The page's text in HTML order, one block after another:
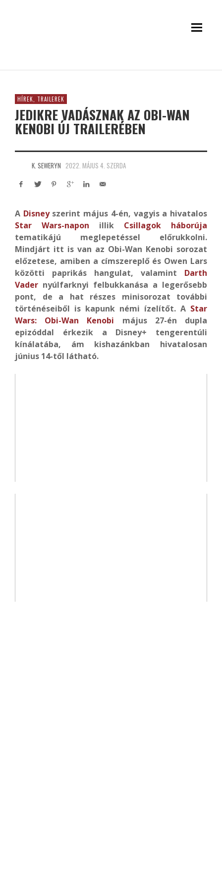
HÍREK, TRAILEREK
JEDIKRE VADÁSZNAK AZ OBI-WAN
KENOBI ÚJ TRAILERÉBEN
K. SEWERYN 2022. MÁJUS 4. SZERDA
A Disneyszerint május 4-én, vagyis a hivatalos
Star Wars-napon illik Csillagok háborúja
tematikájú meglepetéssel előrukkolni.
Mindjárt itt is van az Obi-Wan Kenobi sorozat
előzetese, amiben a címszereplő és Owen Lars
közötti paprikás hangulat, valamint Darth
Vader nyúlfarknyi felbukkanása a legerősebb
pont, de a hat részes minisorozat további
történéseiből is kapunk némi ízelítőt. A Star
Wars: Obi-Wan Kenobi május 27-én dupla
epizóddal érkezik a Disney+ tengerentúli
kínálatába, ám kishazánkban hivatalosan
június 14-től látható.